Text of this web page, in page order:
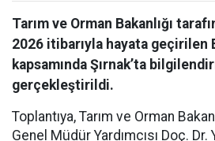
Tarım ve Orman Bakanlığı
2026 itibarıyla hayata geçirilen
kapsamında Şırnak’ta
gerçekleştirildi.
Toplantıya, Tarım ve Orman
Genel Müdür Yardımcısı Doç. Dr.